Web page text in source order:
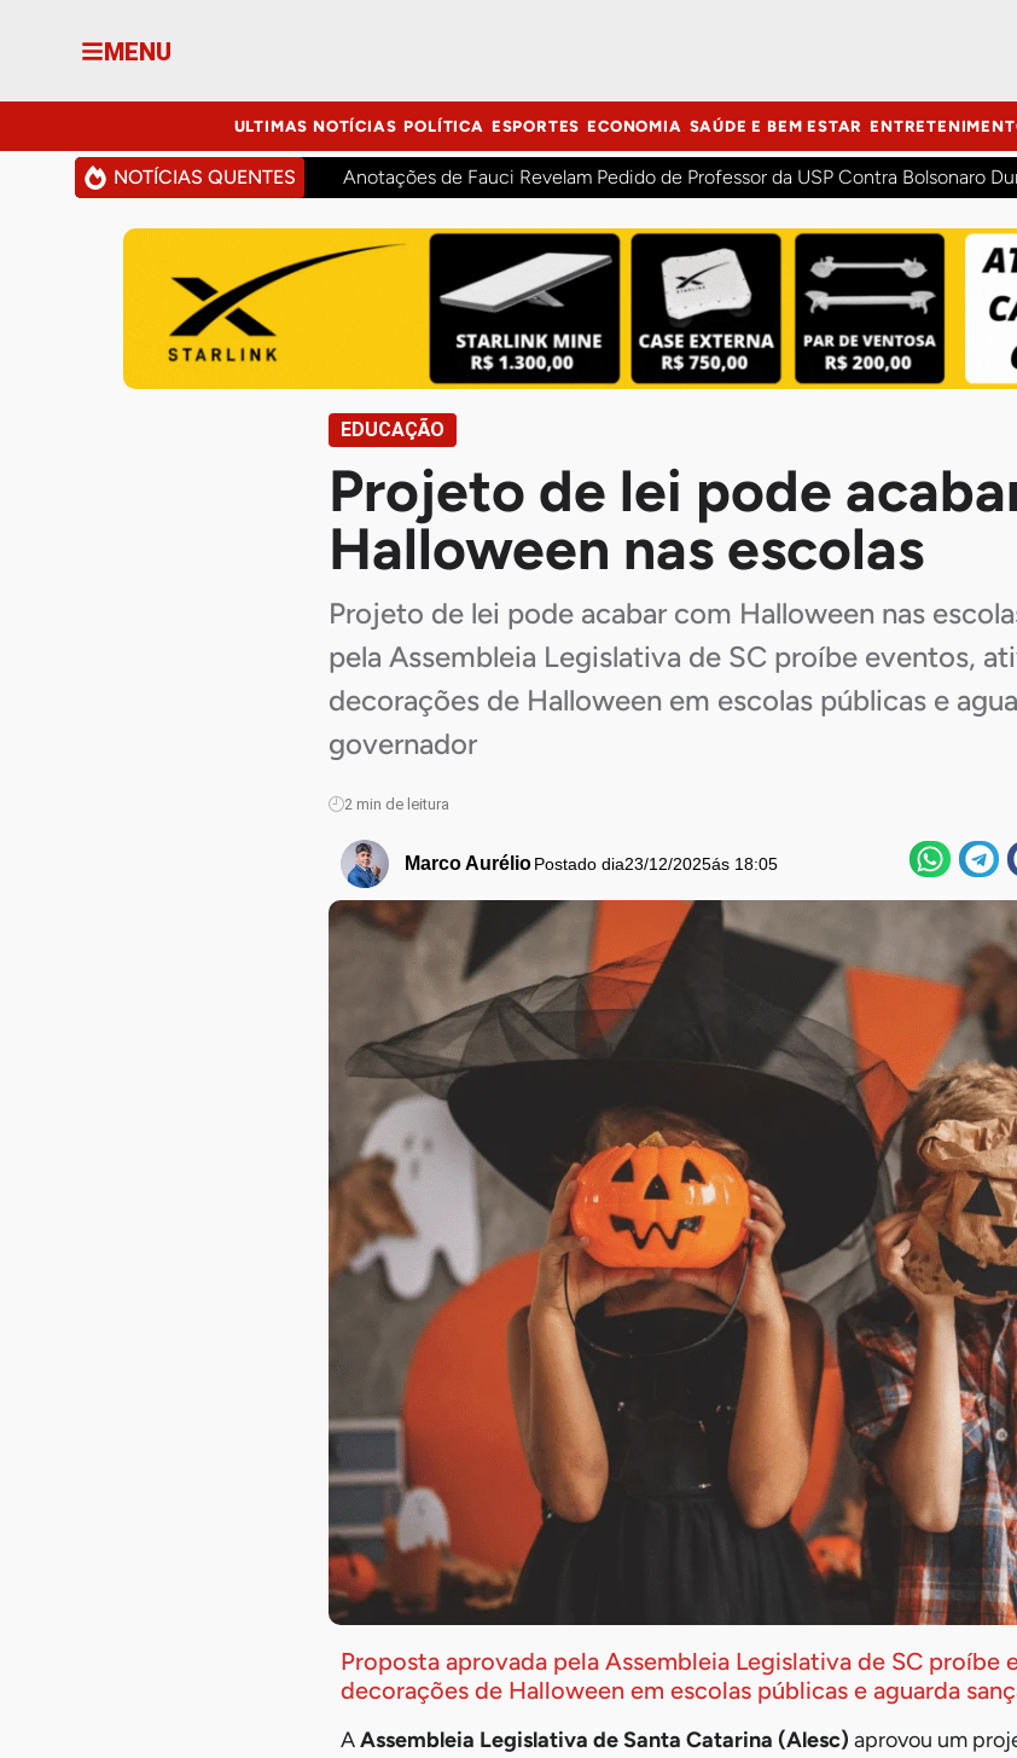
MENU
ULTIMAS NOTÍCIAS POLÍTICA ESPORTES ECONOMIA SAÚDE E BEM ESTAR
NOTÍCIAS QUENTES Anotações de Fauci Revelam Pedido de Professor da USP Contra Bolsonaro
EDUCAÇÃO
Projeto de lei pode
Halloween nas escolas
Projeto de lei pode acabar com Halloween nas
pela Assembleia Legislativa de SC proíbe eventos,
decorações de Halloween em escolas públicas e
governador
2 min de leitura
Marco Aurélio Postado dia23/12/2025ás 18:05
Proposta aprovada pela Assembleia Legislativa de SC proíbe
decorações de Halloween em escolas públicas e aguarda
AAssembleia Legislativa de Santa Catarina (Alesc) aprovou um